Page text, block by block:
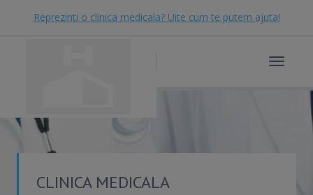
Reprezinti o clinica medicala? Uite cum te putem ajuta!
Toggle
CLINICA MEDICALA